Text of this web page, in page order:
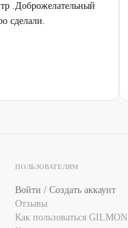
.Доброжелательный
сделали.
ПОЛЬЗОВАТЕЛЯМ
Войти / Создать аккаунт
Отзывы
Как пользоваться GILMON